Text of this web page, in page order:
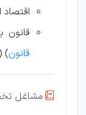
اقتصاد
قانون
قانون(

مشاغل